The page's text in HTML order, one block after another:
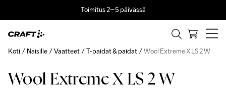
Toimitus 2–5 päivässä
Wool Extreme X LS 2 W
Koti Naisille Vaatteet T-paidat & paidat Wool Extreme X LS 2 W
Outlet